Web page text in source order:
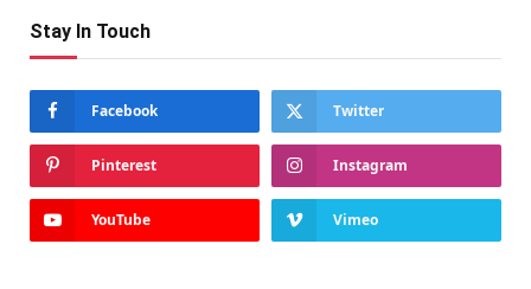
Stay In Touch
Facebook Twitter
Pinterest Instagram
YouTube Vimeo